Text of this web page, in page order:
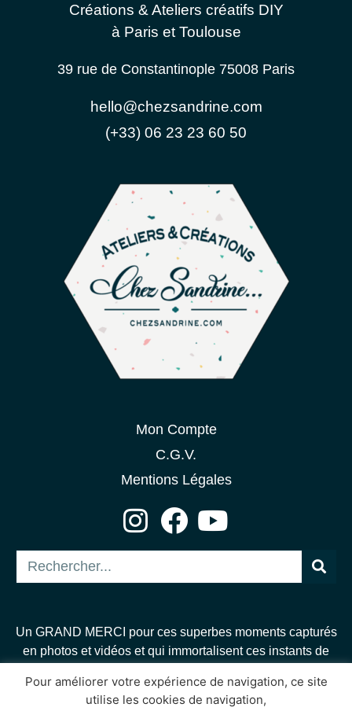
Créations & Ateliers créatifs DIY
à Paris et Toulouse
39 rue de Constantinople 75008 Paris
hello@chezsandrine.com
(+33) 06 23 23 60 50
Mon Compte
C.G.V.
Mentions Légales
Un GRAND MERCI pour ces superbes moments capturés
en photos et vidéos et qui immortalisent ces instants de
BKTFilms,Laury Photography,Studio Cabrelli,Bruno
Lewis, Vinie Tup.
Pour améliorer votre expérience de navigation, ce site
utilise les cookies de navigation,